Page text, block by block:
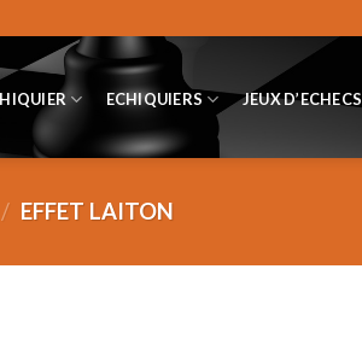
ECHIQUIERS JEUX D’ECHECS
/ EFFET LAITON